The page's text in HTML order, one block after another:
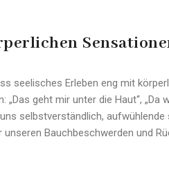
seelisches Erleben eng mit
geht mir unter die Haut“, „Da
selbstverständlich, aufwühlende
Bauchbeschwerden und